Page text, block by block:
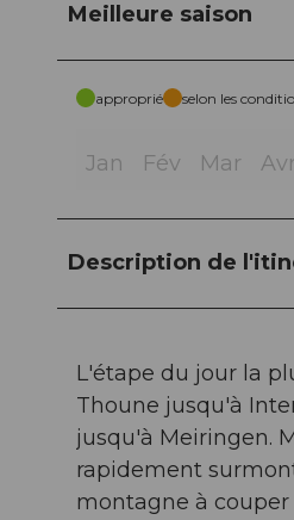
Meilleure saison
approprié selon les
Jan Fév Mar Avr
Description de
L'étape du jour la
Thoune jusqu'à
jusqu'à Meiringen.
rapidement
montagne à couper